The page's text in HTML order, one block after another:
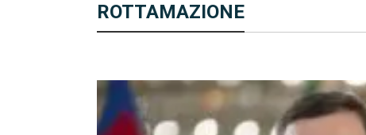
ROTTAMAZIONE